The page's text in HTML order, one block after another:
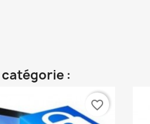
:
favorite_border